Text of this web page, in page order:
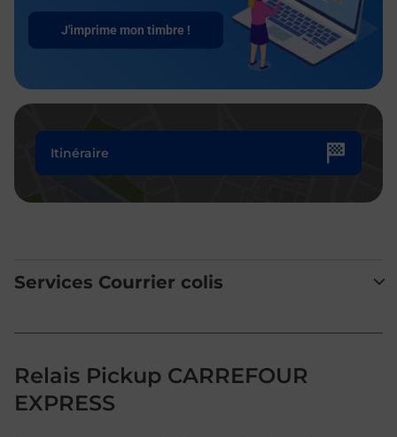
J'imprime mon timbre !
Itinéraire
Services Courrier colis
Relais Pickup CARREFOUR
EXPRESS